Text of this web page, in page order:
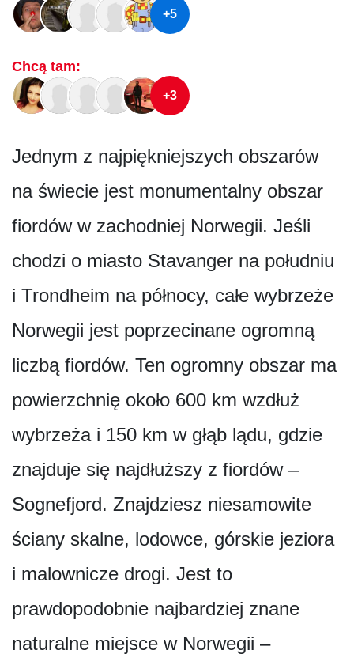
+5
Chcą tam:
+3
Jednym z najpiękniejszych obszarów
na świecie jest monumentalny obszar
fiordów w zachodniej Norwegii. Jeśli
chodzi o miasto Stavanger na południu
i Trondheim na północy, całe wybrzeże
Norwegii jest poprzecinane ogromną
liczbą fiordów. Ten ogromny obszar ma
powierzchnię około 600 km wzdłuż
wybrzeża i 150 km w głąb lądu, gdzie
znajduje się najdłuższy z fiordów –
Sognefjord. Znajdziesz niesamowite
ściany skalne, lodowce, górskie jeziora
i malownicze drogi. Jest to
prawdopodobnie najbardziej znane
naturalne miejsce w Norwegii –